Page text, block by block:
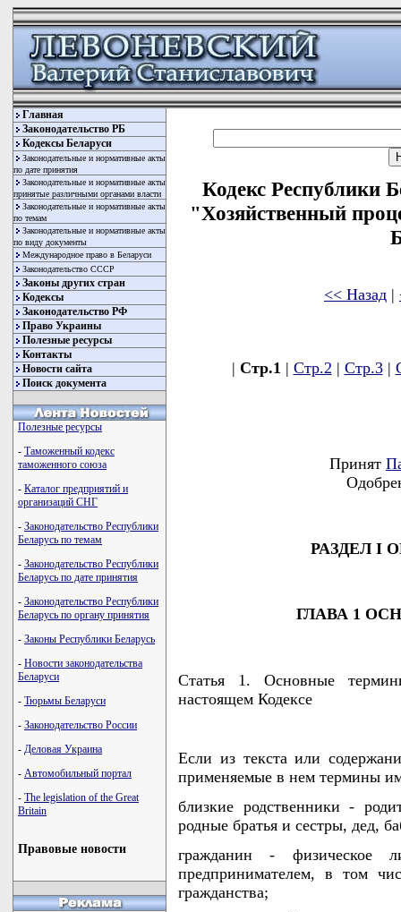
Главная
Законодательство РБ
Кодексы Беларуси
Законодательные и нормативные акты
по дате принятия
Законодательные и нормативные акты
принятые различными органами власти
Законодательные и нормативные акты
по темам
Законодательные и нормативные акты
по виду документы
Международное право в Беларуси
Законодательство СССР
Законы других стран
Кодексы
Законодательство РФ
Право Украины
Полезные ресурсы
Контакты
Новости сайта
Поиск документа
Полезные ресурсы
- Таможенный кодекс
таможенного союза
- Каталог предприятий и
организаций СНГ
- Законодательство Республики
Беларусь по темам
- Законодательство Республики
Беларусь по дате принятия
- Законодательство Республики
Беларусь по органу принятия
- Законы Республики Беларусь
- Новости законодательства
Беларуси
- Тюрьмы Беларуси
- Законодательство России
- Деловая Украина
- Автомобильный портал
- The legislation of the Great
Britain
Правовые новости
Кодекс Республики
"Хозяйственный
<< Назад |
| Стр.1 | Стр.2 | Стр.3|
Принят
РАЗДЕЛ I
ГЛАВА 1
Статья 1. Основные
настоящем Кодексе
Если из текста или
применяемые в нем термины
близкие родственники -
родные братья и сестры, дед,
гражданин - физическое
предпринимателем, в том
гражданства;